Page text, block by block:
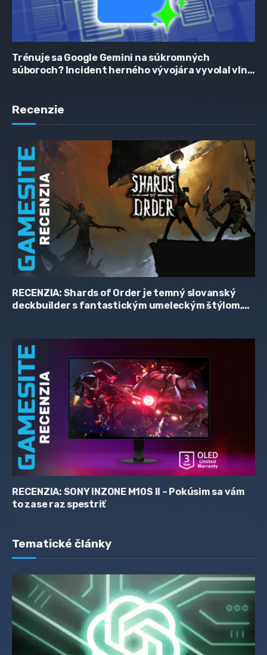
Trénuje sa Google Gemini na súkromných
súboroch? Incident herného vývojára vyvolal vlnu
Recenzie
RECENZIA: Shards of Order je temný slovanský
deckbuilder s fantastickým umeleckým štýlom,
RECENZIA: SONY INZONE M10S II – Pokúsim sa vám
to zase raz spestriť
Tematické články